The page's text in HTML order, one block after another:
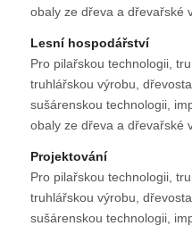
obaly ze dřeva a dřevařské
Lesní hospodářství
Pro pilařskou technologii,
truhlářskou výrobu,
sušárenskou technologii,
obaly ze dřeva a dřevařské
Projektování
Pro pilařskou technologii,
truhlářskou výrobu,
sušárenskou technologii,